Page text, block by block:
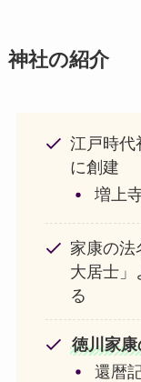
神社の紹介
江戸時代
に創建
増上
家康の法
大居士」
る
徳川家
還暦